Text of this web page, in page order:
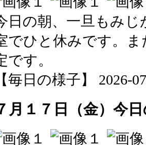
日の朝、一旦もみ
でひと休みです。
です。
【毎日の様子】 2026-
月１７日（金）今